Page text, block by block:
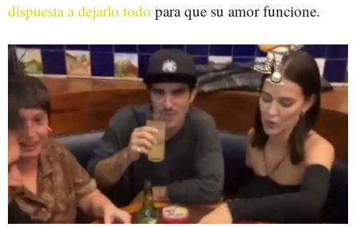
dispuesta a dejarlo todo para que su amor funcione.